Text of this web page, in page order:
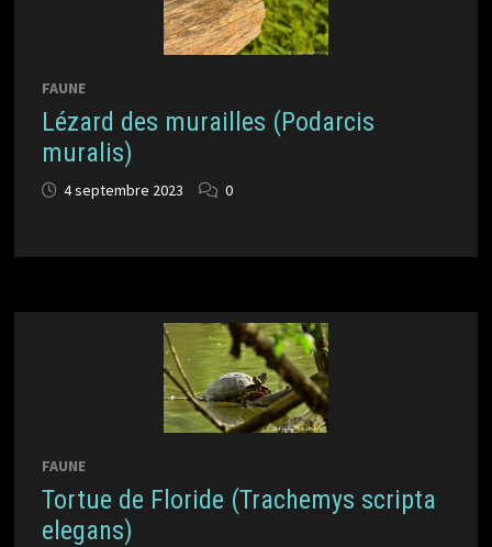
FAUNE
Lézard des murailles (Podarcis
muralis)
4 septembre 2023 0
FAUNE
Tortue de Floride (Trachemys scripta
elegans)